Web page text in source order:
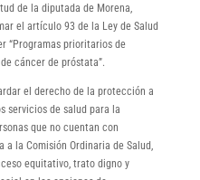
de la diputada de Morena,
el artículo 93 de la Ley de Salud
“Programas prioritarios de
cáncer de próstata”.
el derecho de la protección a
servicios de salud para la
que no cuentan con
la Comisión Ordinaria de Salud,
equitativo, trato digno y